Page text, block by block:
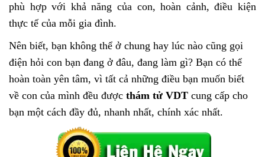
phù hợp với khả năng của con, hoàn cảnh, điều kiện
thực tế của mỗi gia đình.
Nên biết, bạn không thể ở chung hay lúc nào cũng gọi
điện hỏi con bạn đang ở đâu, đang làm gì? Bạn có thể
hoàn toàn yên tâm, vì tất cả những điều bạn muốn biết
về con của mình đều được thám tử VDT cung cấp cho
bạn một cách đầy đủ, nhanh nhất, chính xác nhất.